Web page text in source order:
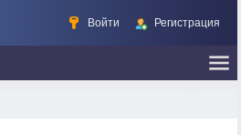
Войти Регистрация